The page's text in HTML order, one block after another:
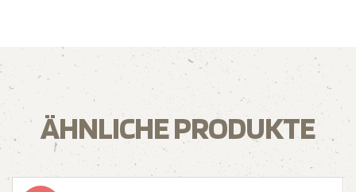
ÄHNLICHE PRODUKTE